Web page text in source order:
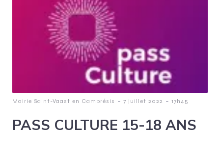
Mairie Saint-Vaast en Cambrésis - 7 juillet 2022 - 17h45
PASS CULTURE 15-18 ANS